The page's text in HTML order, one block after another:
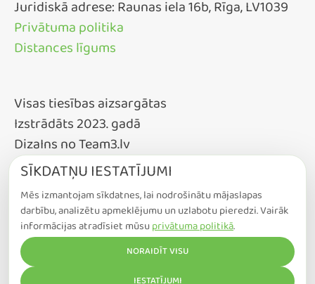
Juridiskā adrese: Raunas iela 16b, Rīga, LV1039
Privātuma politika
Distances līgums
Visas tiesības aizsargātas
Izstrādāts 2023. gadā
DizaIns no Team3.lv
SĪKDATŅU IESTATĪJUMI
Mēs izmantojam sīkdatnes, lai nodrošinātu mājaslapas
darbību, analizētu apmeklējumu un uzlabotu pieredzi. Vairāk
informācijas atradīsiet mūsuprivātuma politikā.
NORAIDĪT VISU